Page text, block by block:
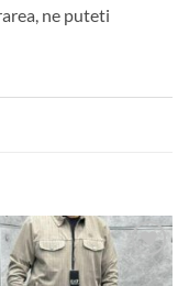
ne puteti
Add to